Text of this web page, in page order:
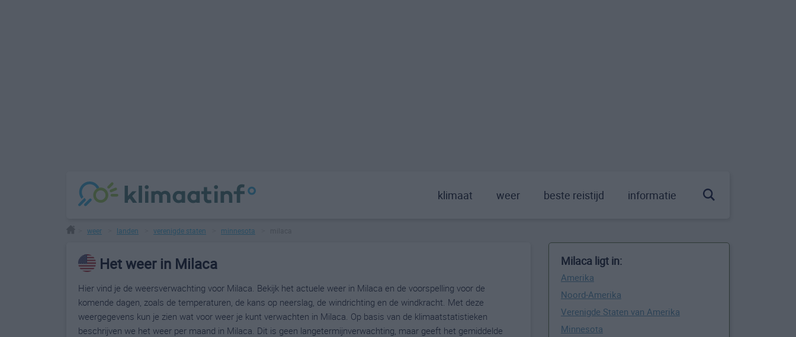
klimaat weer beste reistijd informatie
weer landen verenigde staten minnesota
Het weer in Milaca
Hier vind je de weersverwachting voor Milaca. Bekijk het actuele weer in Milaca en de voorspelling voor de
komende dagen, zoals de temperaturen, de kans op neerslag, de windrichting en de windkracht. Met deze
weergegevens kun je zien wat voor weer je kunt verwachten in Milaca. Op basis van de klimaatstatistieken
beschrijven we het weer per maand in Milaca. Dit is geen langetermijnverwachting, maar geeft het gemiddelde
Milaca ligt in:
Amerika
Noord-Amerika
Verenigde Staten van Amerika
Minnesota